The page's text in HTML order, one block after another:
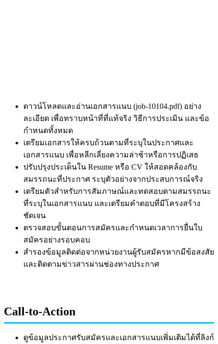
ดาวน์โหลดและอ่านเอกสารแนบ (job-10104.pdf) อย่าง
ละเอียด เพื่อทราบหน้าที่ที่แท้จริง วิธีการประเมิน และข้อ
กำหนดทั้งหมด
เตรียมเอกสารให้ครบถ้วนตามที่ระบุในประกาศและ
เอกสารแนบ เพื่อหลีกเลี่ยงความล่าช้าหรือการปฏิเสธ
ปรับปรุงประเด็นใน Resume หรือ CV ให้สอดคล้องกับ
สมรรถนะที่ประกาศ ระบุตัวอย่างจากประสบการณ์จริง
เตรียมตัวสำหรับการสัมภาษณ์และทดสอบตามสมรรถนะ
ที่ระบุในเอกสารแนบ และเตรียมคำตอบที่มีโครงสร้าง
ชัดเจน
ตรวจสอบขั้นตอนการสมัครและกำหนดเวลาการยื่นใบ
สมัครอย่างรอบคอบ
สำรองข้อมูลติดต่อจากหน่วยงานผู้รับสมัครหากมีข้อสงสัย
และติดตามข่าวสารผ่านช่องทางประกาศ
Call-to-Action
ดูข้อมูลประกาศรับสมัครและเอกสารแนบเพิ่มเติมได้ที่ลิงก์